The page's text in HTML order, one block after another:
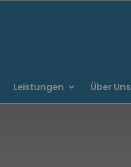
Leistungen Über Uns